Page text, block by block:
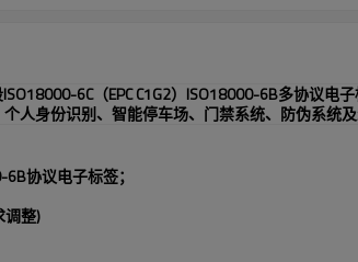
ISO18000-6C（EPC C1G2） ISO18000-6B多协议电
人身份识别、智能停车场、门禁系统、防伪系统
6B协议电子标签；
调整)